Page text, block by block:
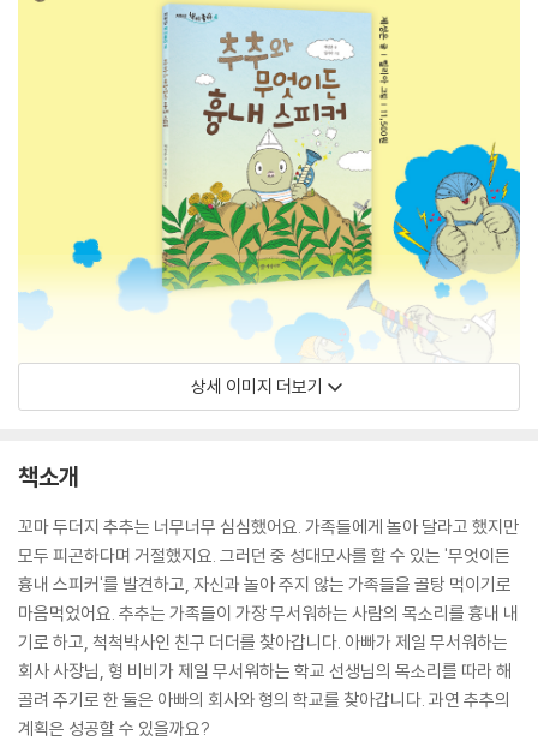
상세 이미지 더보기
책소개
꼬마 두더지 추추는 너무너무 심심했어요. 가족들에게 놀아 달라고 했지만
모두 피곤하다며 거절했지요. 그러던 중 성대모사를 할 수 있는 '무엇이든
흉내 스피커'를 발견하고, 자신과 놀아 주지 않는 가족들을 골탕 먹이기로
마음먹었어요. 추추는 가족들이 가장 무서워하는 사람의 목소리를 흉내 내
기로 하고, 척척박사인 친구 더더를 찾아갑니다. 아빠가 제일 무서워하는
회사 사장님, 형 비비가 제일 무서워하는 학교 선생님의 목소리를 따라 해
골려 주기로 한 둘은 아빠의 회사와 형의 학교를 찾아갑니다. 과연 추추의
계획은 성공할 수 있을까요?